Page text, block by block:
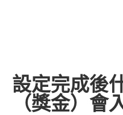
設定完成後
（獎金）會